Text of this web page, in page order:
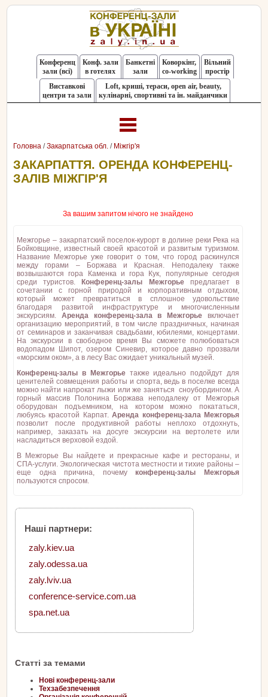
Конференц
зали (всі)
Конф. зали
в готелях
Банкетні
зали
Коворкінг,
co-working
Вільний
простір
Виставкові
центри та зали
Loft, криші, тераси, оpen air, beauty,
кулінарні, спортивні та ін. майданчики
Головна /Закарпатська обл. / Міжгір'я
ЗАКАРПАТТЯ. ОРЕНДА КОНФЕРЕНЦ-
ЗАЛІВ МІЖГІР'Я
За вашим запитом нічого не знайдено
Межгорье – закарпатский поселок-курорт в долине реки Река на
Бойковщине, известный своей красотой и развитым туризмом.
Название Межгорье уже говорит о том, что город раскинулся
между горами – Боржава и Красная. Неподалеку также
возвышаются гора Каменка и гора Кук, популярные сегодня
среди туристов.
Конференц-залы Межгорьепредлагает в
сочетании с горной природой и корпоративным отдыхом,
который может превратиться в сплошное удовольствие
благодаря развитой инфраструктуре и многочисленным
экскурсиям. Аренда конференц-зала в Межгорье включает
организацию мероприятий, в том числе праздничных, начиная
от семинаров и заканчивая свадьбами, юбилеями, концертами.
На экскурсии в свободное время Вы сможете полюбоваться
водопадом Шипот, озером Синевир, которое давно прозвали
«морским оком», а в лесу Вас ожидает уникальный музей.
Конференц-залы в Межгорьетакже идеально подойдут для
ценителей совмещения работы и спорта, ведь в поселке всегда
можно найти напрокат лыжи или же заняться сноубордингом. А
горный массив Полонина Боржава неподалеку от Межгорья
оборудован подъемником, на котором можно покататься,
любуясь красотой Карпат.Аренда конференц-зала Межгорья
позволит после продуктивной работы неплохо отдохнуть,
например, заказать на досуге экскурсии на вертолете или
насладиться верховой ездой.
В Межгорье Вы найдете и прекрасные кафе и рестораны, и
СПА-услуги. Экологическая чистота местности и тихие районы –
еще одна причина, почемуконференц-залы Межгорья
пользуются спросом.
Наші партнери:
zaly.kiev.ua
zaly.odessa.ua
zaly.lviv.ua
conference-service.com.ua
spa.net.ua
Статті за темами
Нові конференц-зали
Техзабезпечення